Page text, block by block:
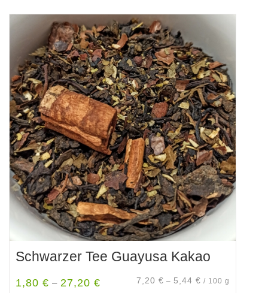
Schwarzer Tee Guayusa Kakao
1,80 € – 27,20 € 7,20 € – 5,44 € / 100 g